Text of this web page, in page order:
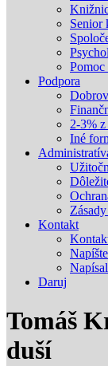
Senior
Pomoc
Podpora
2-3%
Iné
Kontakt
Daruj
Tomáš
duší